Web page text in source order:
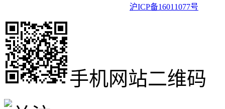
沪ICP备16011077号
手机网站二维码